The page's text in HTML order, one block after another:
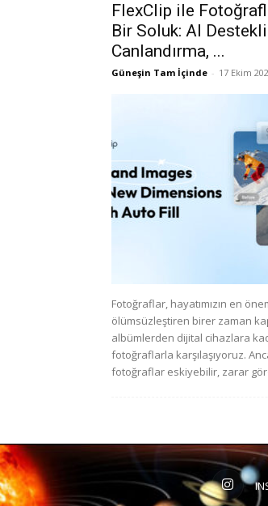
FlexClip ile
Bir Soluk: AI
Canlandırma, ...
Güneşin Tam İçinde - 17 Ekim
Fotoğraflar, hayatımızın en
ölümsüzleştiren birer zaman
albümlerden dijital cihazlara
fotoğraflarla karşılaşıyoruz.
fotoğraflar eskiyebilir, zarar